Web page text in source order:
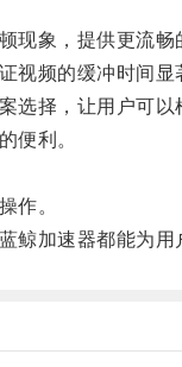
象，提供更流畅
频的缓冲时间显
择，让用户可以
便利。
作。
加速器都能为用